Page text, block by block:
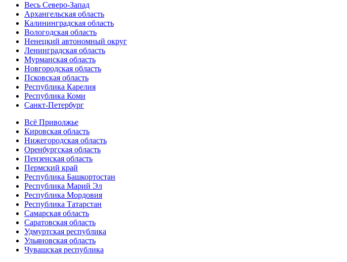
Весь Северо-Запад
Архангельская область
Калининградская область
Вологодская область
Ненецкий автономный округ
Ленинградская область
Мурманская область
Новгородская область
Псковская область
Республика Карелия
Республика Коми
Санкт-Петербург
Всё Приволжье
Кировская область
Нижегородская область
Оренбургская область
Пензенская область
Пермский край
Республика Башкортостан
Республика Марий Эл
Республика Мордовия
Республика Татарстан
Самарская область
Саратовская область
Удмуртская республика
Ульяновская область
Чувашская республика